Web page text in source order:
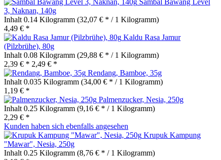
3, Naknan, 140g
Inhalt 0.14 Kilogramm (32,07 € * / 1 Kilogramm)
4,49 € *
Kaldu Rasa Jamur
(Pilzbrühe), 80g
Inhalt 0.08 Kilogramm (29,88 € * / 1 Kilogramm)
2,39 € * 2,49 € *
Rendang, Bamboe, 35g
Inhalt 0.035 Kilogramm (34,00 € * / 1 Kilogramm)
1,19 € *
Palmenzucker, Nesia, 250g
Inhalt 0.25 Kilogramm (9,16 € * / 1 Kilogramm)
2,29 € *
Kunden haben sich ebenfalls angesehen
Krupuk Kampung
"Mawar", Nesia, 250g
Inhalt 0.25 Kilogramm (8,76 € * / 1 Kilogramm)